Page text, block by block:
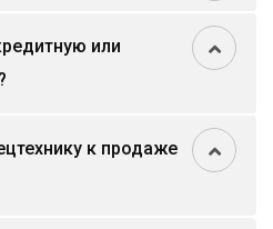
или
к продаже